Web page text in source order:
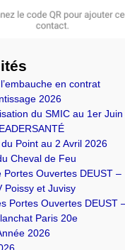
en contrat
2026
du SMIC au 1er Juin
Point au 2 Avril 2026
Cheval de Feu
Portes Ouvertes DEUST –
Poissy et Juvisy
Portes Ouvertes DEUST
Paris 20e
2026